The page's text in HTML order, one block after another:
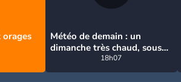
Météo de demain : un
dimanche très chaud, sous
la menace de quelques
orages
18h07